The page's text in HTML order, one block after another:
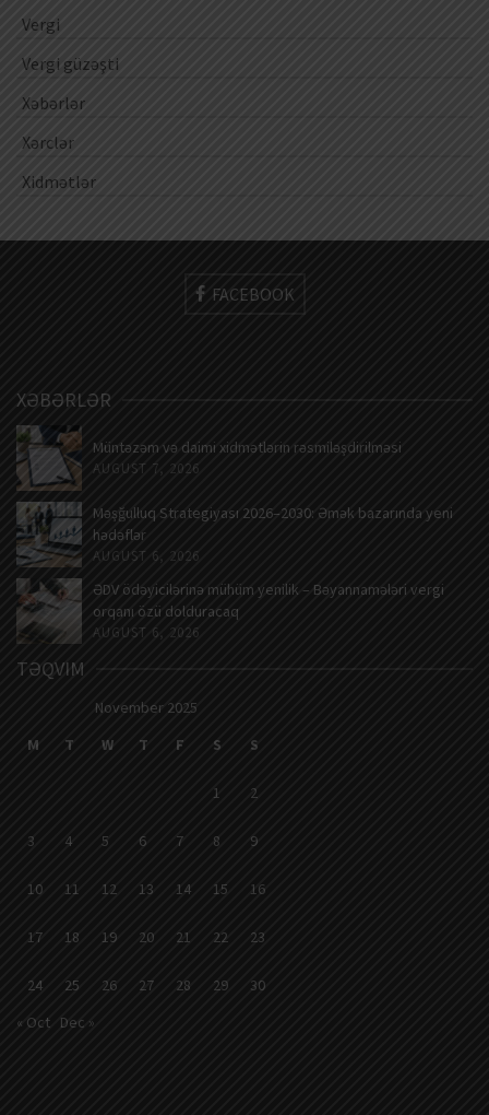
Vergi
Vergi güzəşti
Xəbərlər
Xərclər
Xidmətlər
FACEBOOK
XƏBƏRLƏR
Müntəzəm və daimi xidmətlərin rəsmiləşdirilməsi
AUGUST 7, 2026
Məşğulluq Strategiyası 2026–2030: Əmək bazarında yeni
hədəflər
AUGUST 6, 2026
ƏDV ödəyicilərinə mühüm yenilik – Bəyannamələri vergi
orqanı özü dolduracaq
AUGUST 6, 2026
TƏQVIM
November 2025
M
T W T F S S
1 2
3 4 5 6 7 8 9
10 11 12 13 14 15 16
17 18 19 20 21 22 23
24 25 26 27 28 29
30
« Oct Dec »